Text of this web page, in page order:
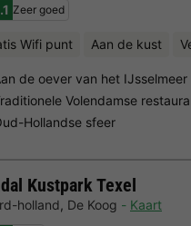
Zeer goed
Wifi punt Aan de kust
de oever van het IJsselmeer
Volendamse
Hollandse sfeer
Kustpark Texel
holland, De Koog
Kaart